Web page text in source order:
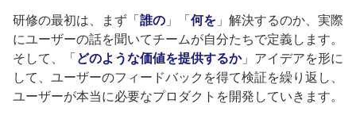
研修の最初は、まず「 誰の 」「 何を 」解決するのか、実際
にユーザーの話を聞いてチームが自分たちで定義します。
そして、「 どのような価値を提供するか」アイデアを形に
して、ユーザーのフィードバックを得て検証を繰り返し、
ユーザーが本当に必要なプロダクトを開発していきます。